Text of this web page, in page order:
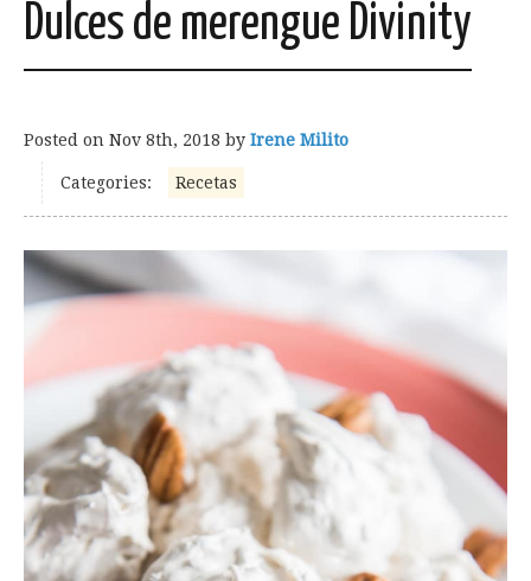
Dulces de merengue Divinity
Posted on Nov 8th, 2018 by Irene Milito
Categories: Recetas